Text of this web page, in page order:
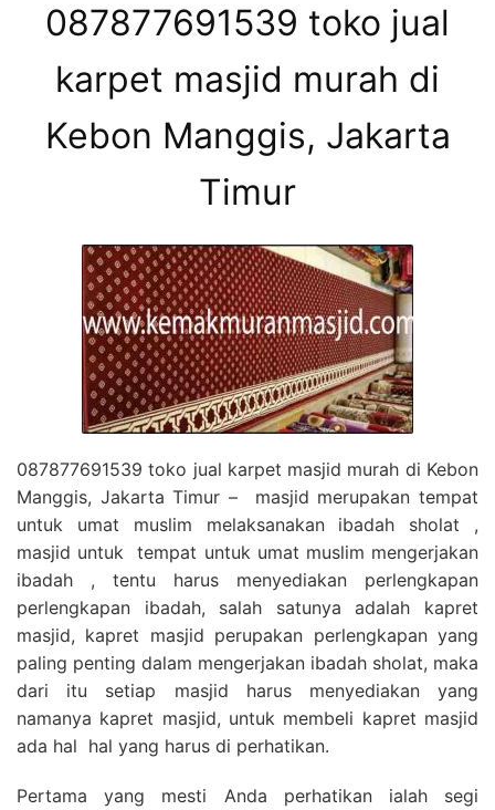
087877691539 toko jual
karpet masjid murah di
Kebon Manggis, Jakarta
Timur
087877691539 toko jual karpet masjid murah di Kebon
Manggis, Jakarta Timur – masjid merupakan tempat
untuk umat muslim melaksanakan ibadah sholat ,
masjid untuk tempat untuk umat muslim mengerjakan
ibadah , tentu harus menyediakan perlengkapan
perlengkapan ibadah, salah satunya adalah kapret
masjid, kapret masjid perupakan perlengkapan yang
paling penting dalam mengerjakan ibadah sholat, maka
dari itu setiap masjid harus menyediakan yang
namanya kapret masjid, untuk membeli kapret masjid
ada hal hal yang harus di perhatikan.
Pertama yang mesti Anda perhatikan ialah segi